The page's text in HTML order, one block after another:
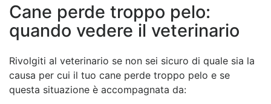
Cane perde troppo pelo:
quando vedere il veterinario
Rivolgiti al veterinario se non sei sicuro di quale sia la
causa per cui il tuo cane perde troppo pelo e se
questa situazione è accompagnata da: